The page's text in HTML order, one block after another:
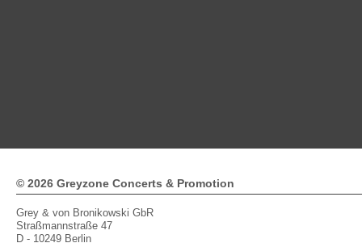
© 2026 Greyzone Concerts & Promotion
Grey & von Bronikowski GbR
Straßmannstraße 47
D - 10249 Berlin